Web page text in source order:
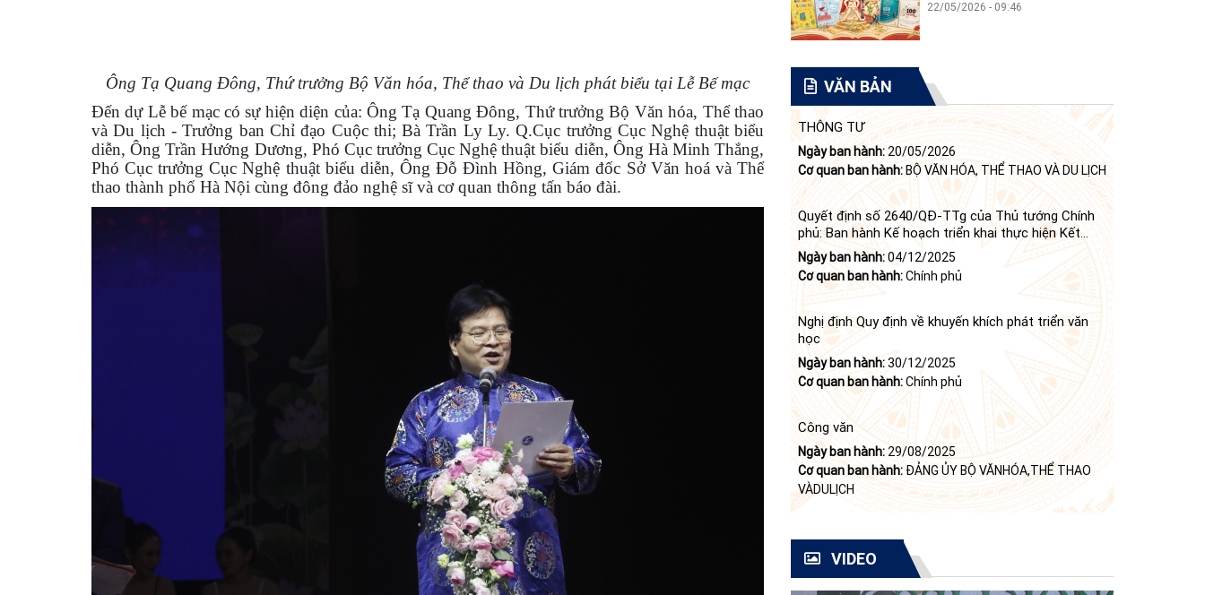
Ông Tạ Quang Đông, Thứ trưởng Bộ Văn hóa, Thể thao và Du lịch phát biểu tại Lễ Bế mạc
Đến dự Lễ bế mạc có sự hiện diện của: Ông Tạ Quang Đông, Thứ trưởng Bộ Văn hóa, Thể thao
và Du lịch - Trưởng ban Chỉ đạo Cuộc thi; Bà Trần Ly Ly. Q.Cục trưởng Cục Nghệ thuật biểu
diễn, Ông Trần Hướng Dương, Phó Cục trưởng Cục Nghệ thuật biểu diễn, Ông Hà Minh Thắng,
Phó Cục trưởng Cục Nghệ thuật biểu diễn, Ông Đỗ Đình Hồng, Giám đốc Sở Văn hoá và Thể
thao thành phố Hà Nội cùng đông đảo nghệ sĩ và cơ quan thông tấn báo đài.
22/05/2026 - 09:46
VĂN BẢN
THÔNG TƯ
Ngày ban hành: 20/05/2026
Cơ quan ban hành:BỘ VĂN HÓA, THỂ THAO VÀ DU LỊCH
Quyết định số 2640/QĐ-TTg của Thủ tướng Chính
phủ: Ban hành Kế hoạch triển khai thực hiện Kết
luận số 84-KL/TW ngày 21 tháng 6 năm 2024 của
Bộ Chính trị tiếp tục thực hiện Nghị quyết số 23-
NQ/TW ngày 16 tháng 6 năm 2008 của Bộ Chính trị
(khóa X) về "tiếp tục xây dựng và phát triển văn học,
nghệ thuật trong thời kỳ mới"
Ngày ban hành:04/12/2025
Cơ quan ban hành:Chính phủ
Nghị định Quy định về khuyến khích phát triển văn
học
Ngày ban hành:30/12/2025
Cơ quan ban hành:Chính phủ
Công văn
Ngày ban hành: 29/08/2025
Cơ quan ban hành: ĐẢNG ỦY BỘ VĂNHÓA,THỂ THAO
VÀDULỊCH
VIDEO